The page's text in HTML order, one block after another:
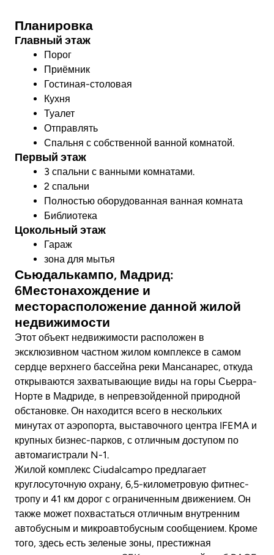
Планировка
Главный этаж
Порог
Приёмник
Гостиная-столовая
Кухня
Туалет
Отправлять
Спальня с собственной ванной комнатой.
Первый этаж
3 спальни с ванными комнатами.
2 спальни
Полностью оборудованная ванная комната
Библиотека
Цокольный этаж
Гараж
зона для мытья
Сьюдалькампо, Мадрид:
6Местонахождение и
месторасположение данной жилой
недвижимости
Этот объект недвижимости расположен в
эксклюзивном частном жилом комплексе в самом
сердце верхнего бассейна реки Мансанарес, откуда
открываются захватывающие виды на горы Сьерра-
Норте в Мадриде, в непревзойденной природной
обстановке. Он находится всего в нескольких
минутах от аэропорта, выставочного центра IFEMA и
крупных бизнес-парков, с отличным доступом по
автомагистрали N-1.
Жилой комплекс Ciudalcampo предлагает
круглосуточную охрану, 6,5-километровую фитнес-
тропу и 41 км дорог с ограниченным движением. Он
также может похвастаться отличным внутренним
автобусным и микроавтобусным сообщением. Кроме
того, здесь есть зеленые зоны, престижная